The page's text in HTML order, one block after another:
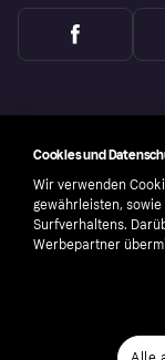
number: 556737-0431
Cookies und
Wir verwenden
gewährleisten,
Surfverhaltens.
Werbepartner